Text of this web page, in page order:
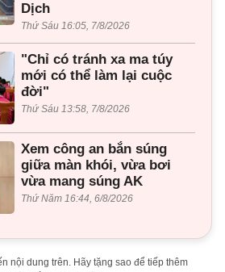
Dịch
Thứ Sáu 16:05, 7/8/2026
"Chỉ có tránh xa ma túy
mới có thể làm lại cuộc
đời"
Thứ Sáu 13:58, 7/8/2026
Xem công an bắn súng
giữa màn khói, vừa bơi
vừa mang súng AK
Thứ Năm 16:44, 6/8/2026
nội dung trên. Hãy tặng sao để tiếp thêm